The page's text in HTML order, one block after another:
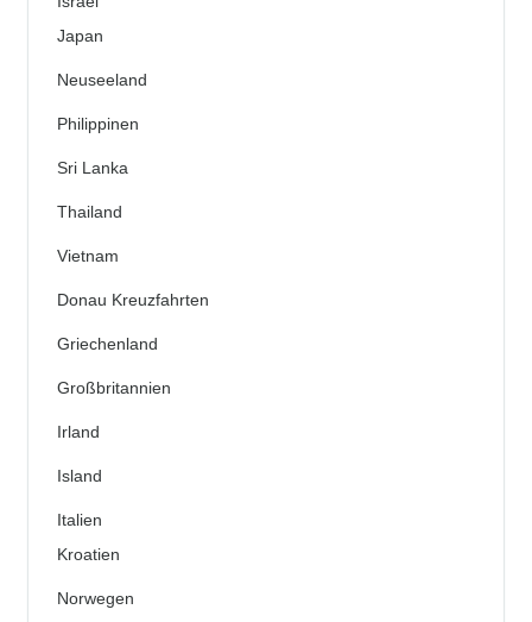
Japan
Neuseeland
Philippinen
Sri Lanka
Thailand
Vietnam
Donau Kreuzfahrten
Griechenland
Großbritannien
Irland
Island
Italien
Kroatien
Norwegen